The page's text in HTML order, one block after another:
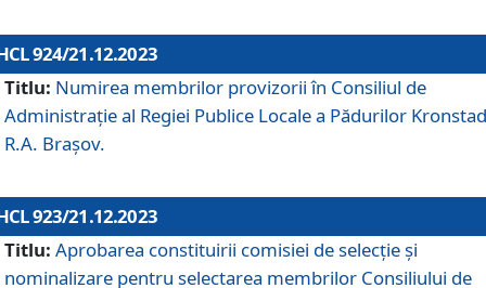
924/21.12.2023
Titlu: Numirea membrilor provizorii în Consiliul de
Administraţie al Regiei Publice Locale a Pădurilor
R.A. Brașov.
923/21.12.2023
Titlu: Aprobarea constituirii comisiei de selecție și
nominalizare pentru selectarea membrilor Consiliului de